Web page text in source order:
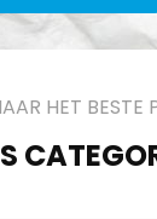
HET BESTE